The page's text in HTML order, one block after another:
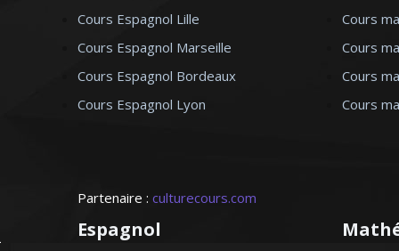
Cours Espagnol Lille
Cours Espagnol Marseille
Cours Espagnol Bordeaux
Cours Espagnol Lyon
Cours
Cours
Cours
Cours
Partenaire : culturecours.com
Espagnol